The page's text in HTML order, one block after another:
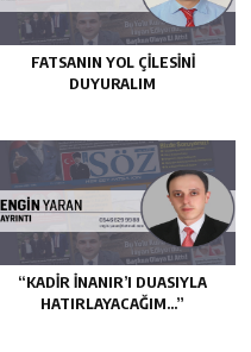
FATSANIN YOL ÇİLESİNİ
DUYURALIM
“KADIR İNANIR’I DUASIYLA
HATIRLAYACAĞIM…”